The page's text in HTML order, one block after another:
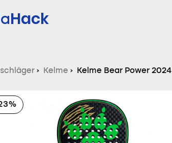
Hack
› Kelme › Kelme Bear Power 2024